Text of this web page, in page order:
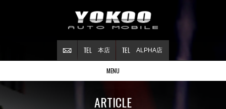
ALPHA店
本店
MENU
Stock list
ARTICLE